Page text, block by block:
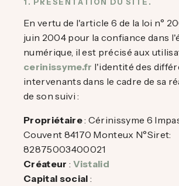
1. PRÉSENTATION DU SITE.
En vertu de l'article 6 de la loi n°
juin 2004 pour la confiance dans
numérique, il est précisé aux
cerinissyme.fr l'identité des
intervenants dans le cadre de sa
de son suivi :
Propriétaire: Cérinissyme 6
Couvent 84170 Monteux N°Siret:
82875003400021
Créateur : Vistalid
Capital social :